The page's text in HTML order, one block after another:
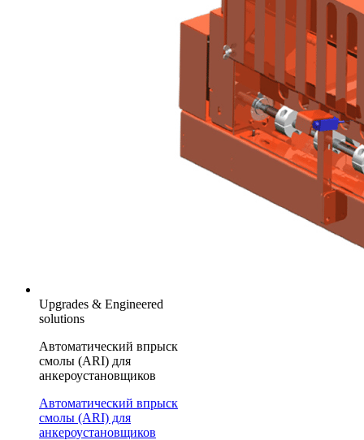
Upgrades & Engineered
solutions
Автоматический впрыск
смолы (ARI) для
анкероустановщиков
Автоматический впрыск
смолы (ARI) для
анкероустановщиков